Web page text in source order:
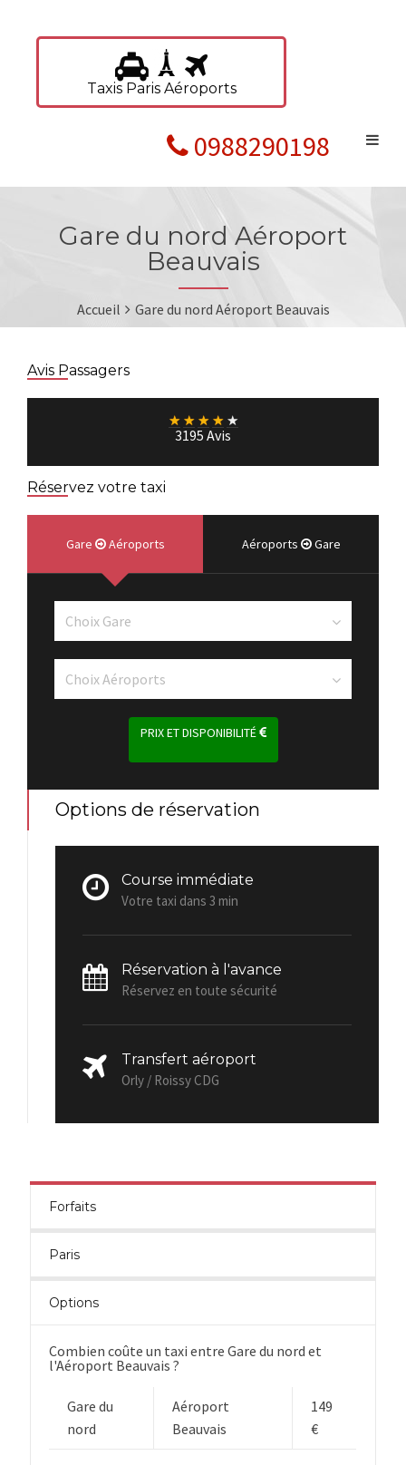
Taxis Paris Aéroports
0988290198
Gare du nord Aéroport
Beauvais
Accueil Gare du nord Aéroport Beauvais
Avis Passagers
★ ★ ★ ★ ★
3195 Avis
Réservez votre taxi
Gare Aéroports Aéroports Gare
PRIX ET DISPONIBILITÉ
Options de réservation
Course immédiate
Votre taxi dans 3 min
Réservation à l'avance
Réservez en toute sécurité
Transfert aéroport
Orly / Roissy CDG
Forfaits
Paris
Options
Combien coûte un taxi entre Gare du nord et
l'Aéroport Beauvais ?
Gare du
nord
Aéroport
Beauvais
149
€